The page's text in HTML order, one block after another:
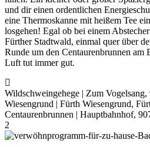
und dir einen ordentlichen
eine Thermoskanne mit heißem Tee
losgehen! Egal ob bei einem
Fürther Stadtwald, einmal quer über
Runde um den Centaurenbrunnen am
Luft tut immer gut.
Wildschweingehege | Zum Vogelsang,
Wiesengrund | Fürth Wiesengrund,
Centaurenbrunnen | Hauptbahnhof,
2